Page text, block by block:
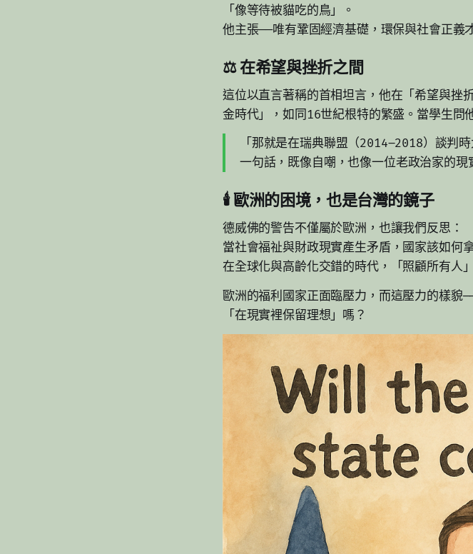
「像等待被貓吃的鳥」。
他主張——唯有鞏固經濟基礎，環保與社會正義
⚖️ 在希望與挫折之間
這位以直言著稱的首相坦言，他在「希望與挫
金時代」，如同16世紀根特的繁盛。當學生問
「那就是在瑞典聯盟（2014–2018）談判
一句話，既像自嘲，也像一位老政治家的現
🕯️ 歐洲的困境，也是台灣的鏡子
德威佛的警告不僅屬於歐洲，也讓我們反思：
當社會福祉與財政現實產生矛盾，國家該如何
在全球化與高齡化交錯的時代，「照顧所有人
歐洲的福利國家正面臨壓力，而這壓力的樣貌
「在現實裡保留理想」嗎？